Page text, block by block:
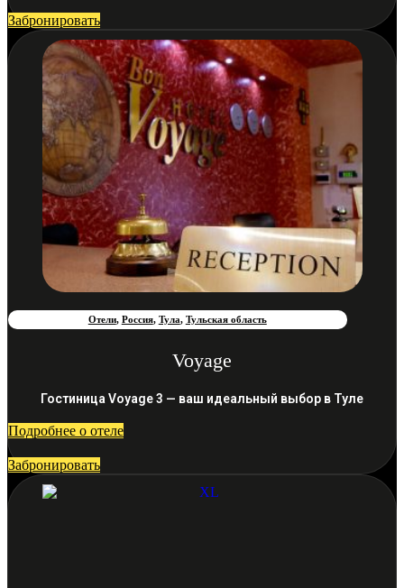
Забронировать
Отели, Россия, Тула, Тульская область
Voyage
Гостиница Voyage 3 — ваш идеальный выбор в Туле
Подробнее о отеле
Забронировать